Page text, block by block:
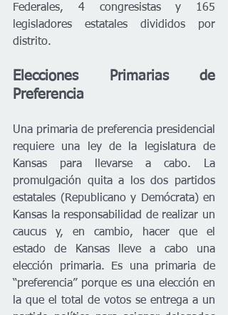
Federales, 4 congresistas y 165
legisladores estatales divididos por
distrito.
Elecciones Primarias de
Preferencia
Una primaria de preferencia presidencial
requiere una ley de la legislatura de
Kansas para llevarse a cabo. La
promulgación quita a los dos partidos
estatales (Republicano y Demócrata) en
Kansas la responsabilidad de realizar un
caucus y, en cambio, hacer que el
estado de Kansas lleve a cabo una
elección primaria. Es una primaria de
“preferencia” porque es una elección en
la que el total de votos se entrega a un